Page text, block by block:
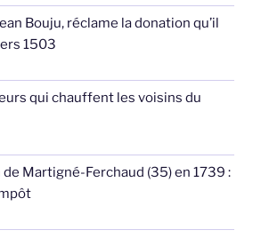
Bouju, réclame la donation qu’il
1503
qui chauffent les voisins du
Martigné-Ferchaud (35) en 1739 :